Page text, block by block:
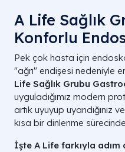
A Life Sağlık
Konforlu
Pek çok hasta için
"ağrı" endişesi nedeniyle
Life Sağlık Grubu
uyguladığımız modern
artık uyuyup uyandığınız
kısa bir dinlenme
İşte A Life farkıyla